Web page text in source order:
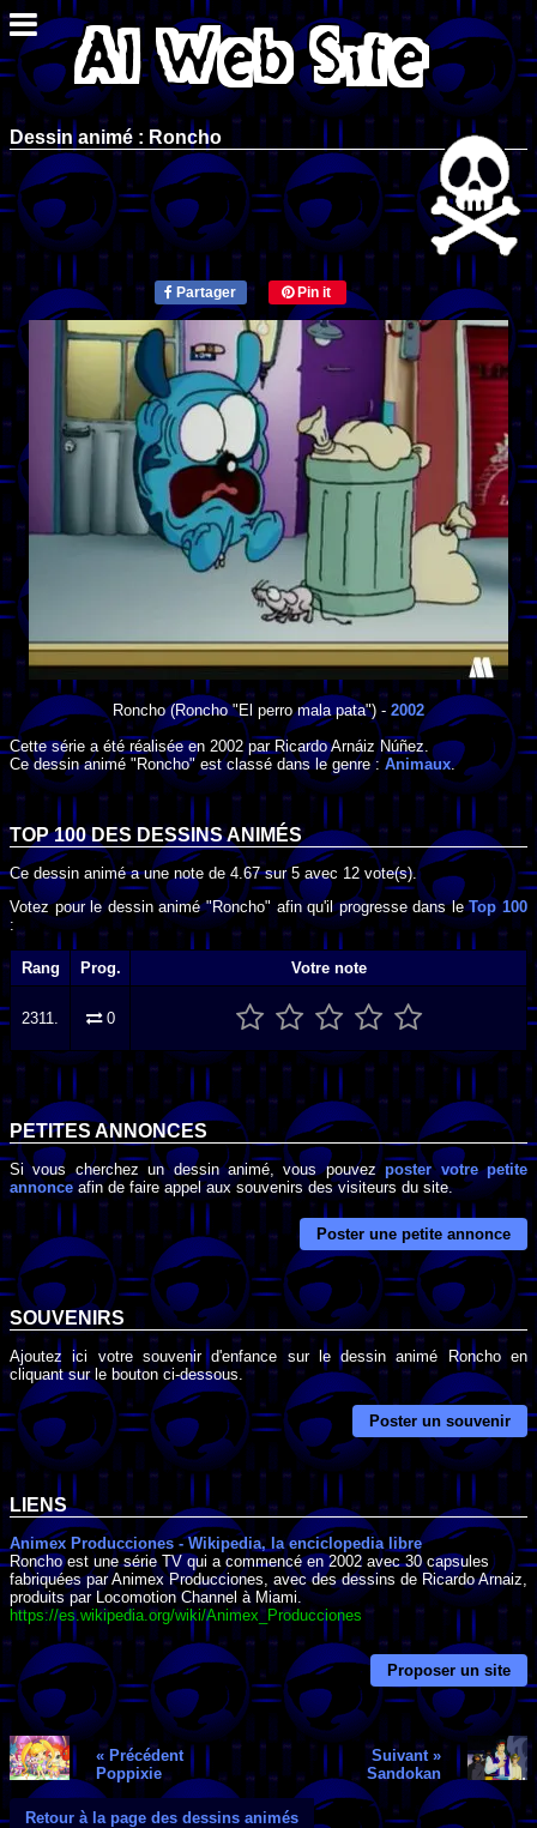
Dessin animé : Roncho
Partager Pin it
Roncho(Roncho "El perro mala pata") - 2002
Cette série a été réalisée en 2002par Ricardo Arnáiz Núñez
Ce dessin animé "Roncho" est classé dans le genre : Animaux.
TOP 100 DESDESSINS ANIMÉS
Ce dessin animé a une note de4.67sur5 avec 12vote(s).
Votez pour le dessin animé "Roncho" afin qu'il progresse dans leTop 100
:
Rang Prog. Votre note
2311. 0
PETITES ANNONCES
Si vous cherchez un dessin animé, vous pouvezposter votre petite
annonceafin de faire appel aux souvenirs des visiteurs du site.
Poster une petite annonce
SOUVENIRS
Ajoutez ici votre souvenir d'enfance sur le dessin animé Roncho en
cliquant sur le bouton ci-dessous.
Poster un souvenir
LIENS
Animex Producciones - Wikipedia, la enciclopedia libre
Roncho est une série TV qui a commencé en 2002 avec 30 capsules
fabriquées par Animex Producciones, avec des dessins de Ricardo Arnaiz,
produits par Locomotion Channel à Miami.
https://es.wikipedia.org/wiki/Animex_Producciones
Proposer un site
« Précédent
Poppixie
Suivant »
Sandokan
Retour à la page des dessins animés